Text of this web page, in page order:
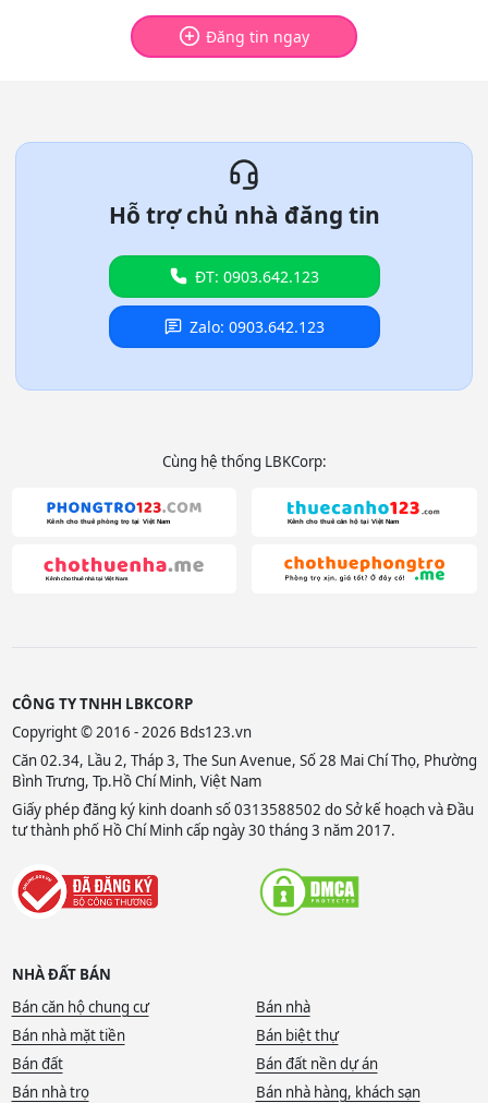
Đăng tin ngay
Hỗ trợ chủ nhà đăng tin
ĐT: 0903.642.123
Zalo: 0903.642.123
Cùng hệ thống LBKCorp:
CÔNG TY TNHH LBKCORP
Copyright © 2016 - 2026 Bds123.vn
Căn 02.34, Lầu 2, Tháp 3, The Sun Avenue, Số 28 Mai Chí Thọ, Phường
Bình Trưng, Tp.Hồ Chí Minh, Việt Nam
Giấy phép đăng ký kinh doanh số 0313588502 do Sở kế hoạch và Đầu
tư thành phố Hồ Chí Minh cấp ngày 30 tháng 3 năm 2017.
NHÀ ĐẤT BÁN
Bán căn hộ chung cư
Bán nhà
Bán nhà mặt tiền
Bán biệt thự
Bán đất
Bán đất nền dự án
Bán nhà trọ
Bán nhà hàng, khách sạn